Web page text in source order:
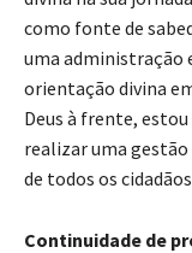
como fonte de
uma administração
orientação divina
Deus à frente,
realizar uma
de todos os
Continuidade de